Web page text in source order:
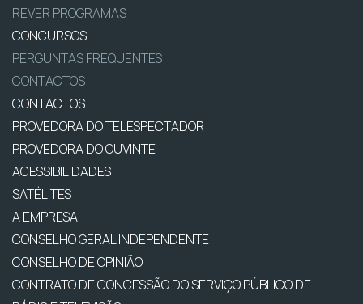
REVER PROGRAMAS
CONCURSOS
PERGUNTAS FREQUENTES
CONTACTOS
CONTACTOS
PROVEDORA DO TELESPECTADOR
PROVEDORA DO OUVINTE
ACESSIBILIDADES
SATÉLITES
A EMPRESA
CONSELHO GERAL INDEPENDENTE
CONSELHO DE OPINIÃO
CONTRATO DE CONCESSÃO DO SERVIÇO PÚBLICO DE